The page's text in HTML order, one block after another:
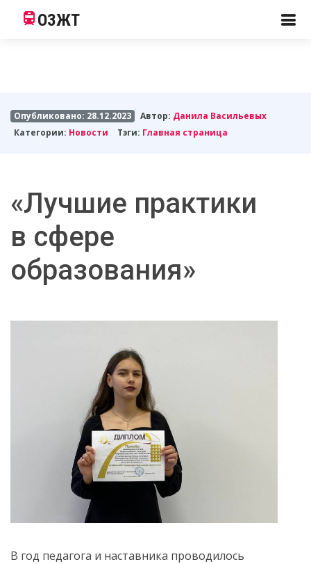
ОЗЖТ
Опубликовано: 28.12.2023 Автор: Данила Васильевых
Категории: Новости Тэги: Главная страница
«Лучшие практики
в сфере
образования»
В год педагога и наставника проводилось